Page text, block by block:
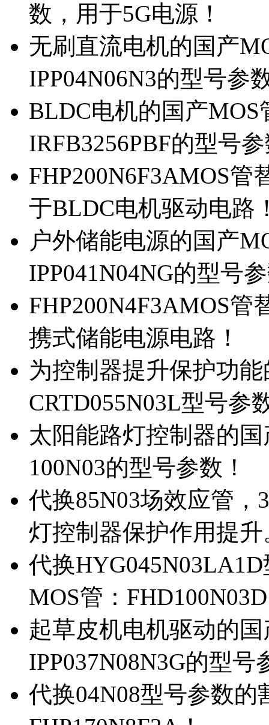
数，用于5G电源！
无刷直流电机的国产
IPP04N06N3的型号参
BLDC电机的国产MOS
IRFB3256PBF的型号
FHP200N6F3AMOS管
于BLDC电机驱动电路
户外储能电源的国产
IPP041N04NG的型号
FHP200N4F3AMOS管
携式储能电源电路！
为控制器提升保护功
CRTD055N03L型号参
太阳能路灯控制器的
100N03的型号参数！
代换85N03场效应管
灯控制器保护作用提升
代换
MOS管：
起草皮机电机驱动的
IPP037N08N3G的型号
代换04N08型号参数